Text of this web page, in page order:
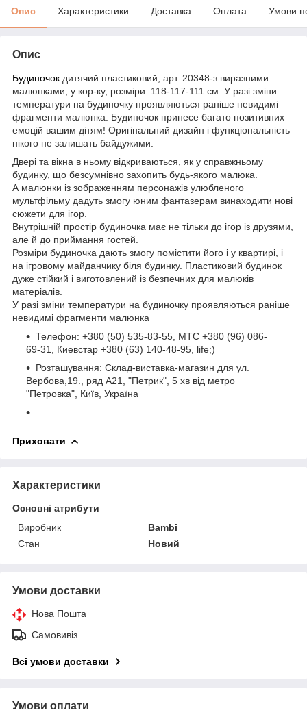
Опис Характеристики Доставка Оплата Умови
Опис
Будиночок дитячий пластиковий, арт. 20348-з виразними
малюнками, у кор-ку, розміри: 118-117-111 см. У разі зміни
температури на будиночку проявляються раніше невидимі
фрагменти малюнка. Будиночок принесе багато позитивних
емоцій вашим дітям! Оригінальний дизайн і функціональність
нікого не залишать байдужими.
Двері та вікна в ньому відкриваються, як у справжньому
будинку, що безсумнівно захопить будь-якого малюка.
А малюнки із зображенням персонажів улюбленого
мультфільму дадуть змогу юним фантазерам винаходити нові
сюжети для ігор.
Внутрішній простір будиночка має не тільки до ігор із друзями,
але й до приймання гостей.
Розміри будиночка дають змогу помістити його і у квартирі, і
на ігровому майданчику біля будинку. Пластиковий будинок
дуже стійкий і виготовлений із безпечних для малюків
матеріалів.
У разі зміни температури на будиночку проявляються раніше
невидимі фрагменти малюнка
Телефон: +380 (50) 535-83-55, MTC +380 (96) 086-
69-31, Киевстар +380 (63) 140-48-95, life;)
Розташування: Склад-виставка-магазин для ул.
Вербова,19., ряд A21, "Петрик", 5 хв від метро
"Петровка", Київ, Україна
Приховати
Характеристики
Основні атрибути
Виробник
Bambi
Стан
Новий
Умови доставки
Нова Пошта
Самовивіз
Всі умови доставки
Умови оплати